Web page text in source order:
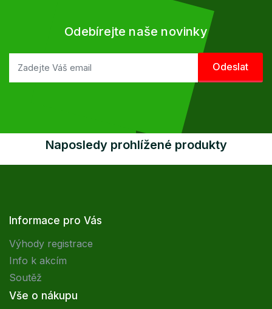
Odebírejte naše novinky
Naposledy prohlížené produkty
Informace pro Vás
Výhody registrace
Info k akcím
Soutěž
Vše o nákupu